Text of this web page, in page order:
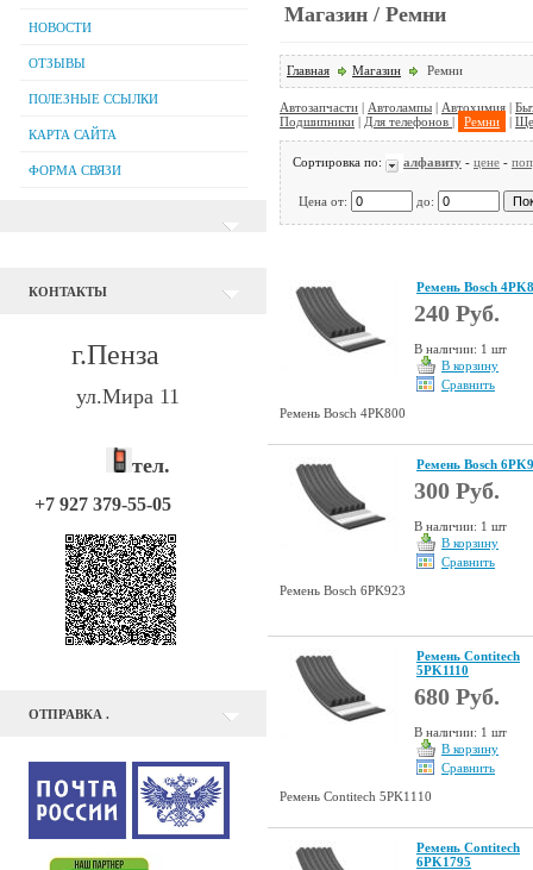
НОВОСТИ
ОТЗЫВЫ
ПОЛЕЗНЫЕ ССЫЛКИ
КАРТА САЙТА
ФОРМА СВЯЗИ
КОНТАКТЫ
г.Пенза
ул.Мира 11
тел.
+7 927 379-55-05
ОТПРАВКА .
Магазин / Ремни
Главная Магазин Ремни
Автозапчасти | Автолампы | Автохимия |
Подшипники | Для телефонов | Ремни |
Сортировка по: алфавиту - цене -
Цена от: до:
Ремень Bosch
240 Руб.
В наличии: 1 шт
В корзину
Сравнить
Ремень Bosch 4PK800
Ремень Bosch
300 Руб.
В наличии: 1 шт
В корзину
Сравнить
Ремень Bosch 6PK923
Ремень Contitech
5PK1110
680 Руб.
В наличии: 1 шт
В корзину
Сравнить
Ремень Contitech 5PK1110
Ремень Contitech
6PK1795